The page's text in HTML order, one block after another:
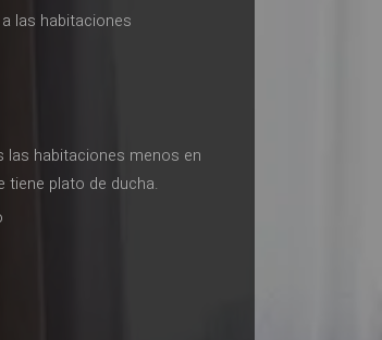
las habitaciones
las habitaciones menos en
tiene plato de ducha.